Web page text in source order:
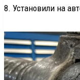
8. Установили на